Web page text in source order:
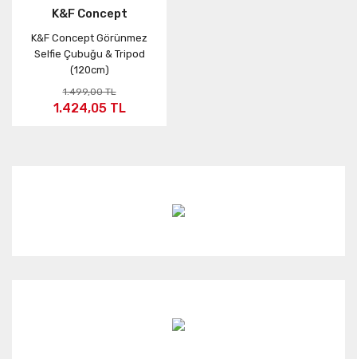
K&F Concept
K&F Concept Görünmez
Selfie Çubuğu & Tripod
(120cm)
1.499,00 TL
1.424,05 TL